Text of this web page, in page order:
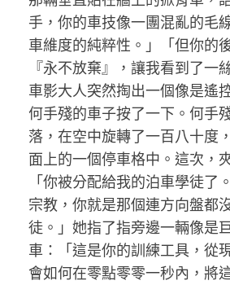
手，你的車技像一團混亂的毛
車維度的純粹性。」「但你
『永不放棄』，讓我看到了一
車影大人突然掏出一個像是遙
何手殘的車子按了一下。何手
落，在空中旋轉了一百八十度
面上的一個停車格中。這次，
「你被分配給我的泊車學徒了
宗教，你就是那個連方向盤都
徒。」她指了指旁邊一輛像是
車：「這是你的訓練工具，從
會如何在零點零零一秒內，將